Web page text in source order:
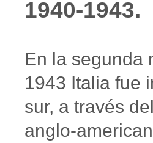
1940-1943.
En la segunda
1943 Italia fue
sur, a través
anglo-